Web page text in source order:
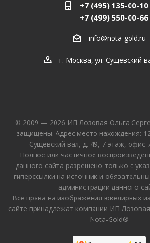
+7 (495) 135-00-10
+7 (499) 550-00-66
info@nota-gold.ru
г. Москва, ул. Сущевский
© 2009 — 2026 ИП Лозовая Ольга
защищены. Адрес место нахождения:
Сущевский вал, д. 49, 7 этаж, офис
Полное или частичное
данного сайта разрешено только с
гиперссылки на источник и
администрации данного
Все права на изображения ювелирных
сайте принадлежат компании ИП
Nota-Gold®